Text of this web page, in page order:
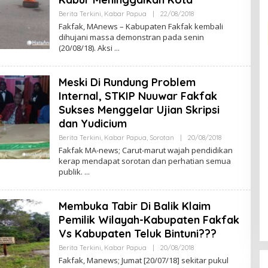
Berita Terkini, Kabar Papua 22/08/2018B
Y
A
D
N
Fakfak, MAnews – Kabupaten Fakfak kembali
dihujani massa demonstran pada senin
(20/08/18). Aksi
Meski Di Rundung Problem
Internal, STKIP Nuuwar Fakfak
Sukses Menggelar Ujian Skripsi
dan Yudicium
Berita Terkini, Kabar Papua, Sorotan 20/08/2018B
A
D
N
Fakfak MA-news; Carut-marut wajah pendidikan
kerap mendapat sorotan dan perhatian semua
publik.
Membuka Tabir Di Balik Klaim
Pemilik Wilayah-Kabupaten Fakfak
Vs Kabupaten Teluk Bintuni???
Berita Terkini, Kabar Papua 20/08/2018B
Y
A
Fakfak, Manews; Jumat [20/07/18] sekitar pukul